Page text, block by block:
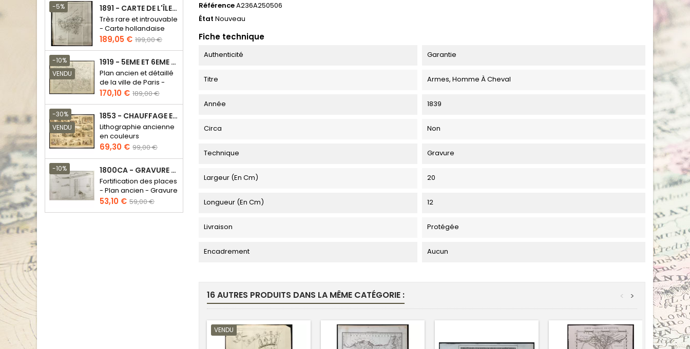
-5% 1891 - CARTE DE L'ÎLE DE BORNÉO
Très rare et introuvable
- Carte hollandaise
Prix
189,05 € Prix
de
base
199,00 €
-10%
VENDU
1919 - 5EME ET 6EME ARRONDISSEMENT DE PARIS
Plan ancien et détaillé
de la ville de Paris -
Odéon - Sorbonne
Prix
170,10 € Prix
de
base
189,00 €
-30%
VENDU
1853 - CHAUFFAGE ET ÉCLAIRAGE (LITHOGRAPHIE)
Lithographie ancienne
en couleurs
Prix
69,30 € Prix
de
base
99,00 €
-10% 1800CA - GRAVURE ARCHITECTURE MILITAIRE - ATTAQUE ET DÉFENSE
Fortification des places
- Plan ancien - Gravure
en taille douce
Prix
53,10 € Prix
de
59,00 €
RéférenceA236A250506
État Nouveau
Fiche technique
Authenticité Garantie
Titre Armes, Homme À Cheval
Année 1839
Circa Non
Technique Gravure
Largeur (en Cm) 20
Longueur (en Cm) 12
Livraison Protégée
Encadrement Aucun
16 AUTRES PRODUITS DANS LA MÊME CATÉGORIE : >
<
VENDU